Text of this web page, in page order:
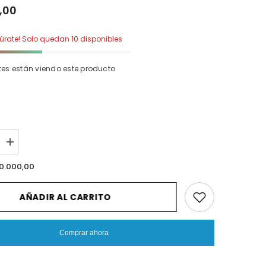
Solo quedan 10 disponibles
están viendo este producto
I18n
Error:
Missing
interpolation
value
&quot;producto&quot;
{{
AÑADIR AL CARRITO
Comprar ahora